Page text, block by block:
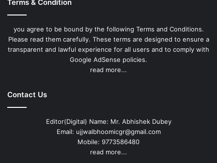
Terms & Condition
you agree to be bound by the following Terms and Conditions.
Please read them carefully. These terms are designed to ensure a
transparent and lawful experience for all users and to comply with
Google AdSense policies.
read more...
Contact Us
Editor(Digital) Name: Mr. Abhishek Dubey
Email: ujjwalbhoomicgr@gmail.com
Mobile: 9773586480
read more...